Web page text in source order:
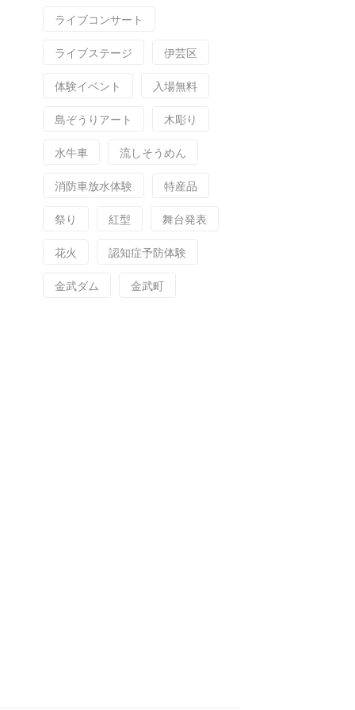
ライブコンサート
ライブステージ 伊芸区
体験イベント 入場無料
島ぞうりアート 木彫り
水牛車 流しそうめん
消防車放水体験 特産品
祭り 紅型 舞台発表
花火 認知症予防体験
金武ダム 金武町